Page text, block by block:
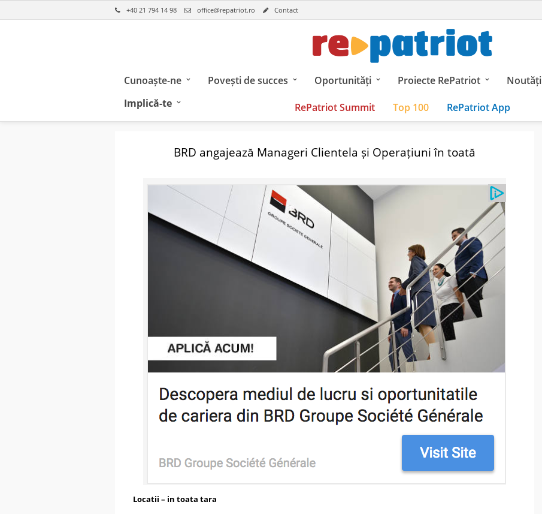
+40 21 794 14 98 office@repatriot.ro Contact
Cunoaște-ne Povești de succes Oportunități Proiecte RePatriot Noutăți
Implică-te
RePatriot Summit Top 100 RePatriot App
BRD angajează Manageri Clientela și Operațiuni în toată
Locatii – in toata tara